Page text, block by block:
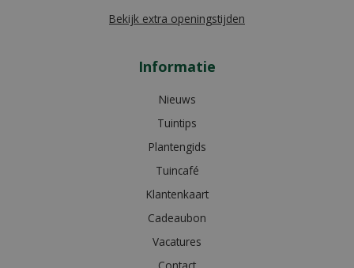
Bekijk extra openingstijden
Informatie
Nieuws
Tuintips
Plantengids
Tuincafé
Klantenkaart
Cadeaubon
Vacatures